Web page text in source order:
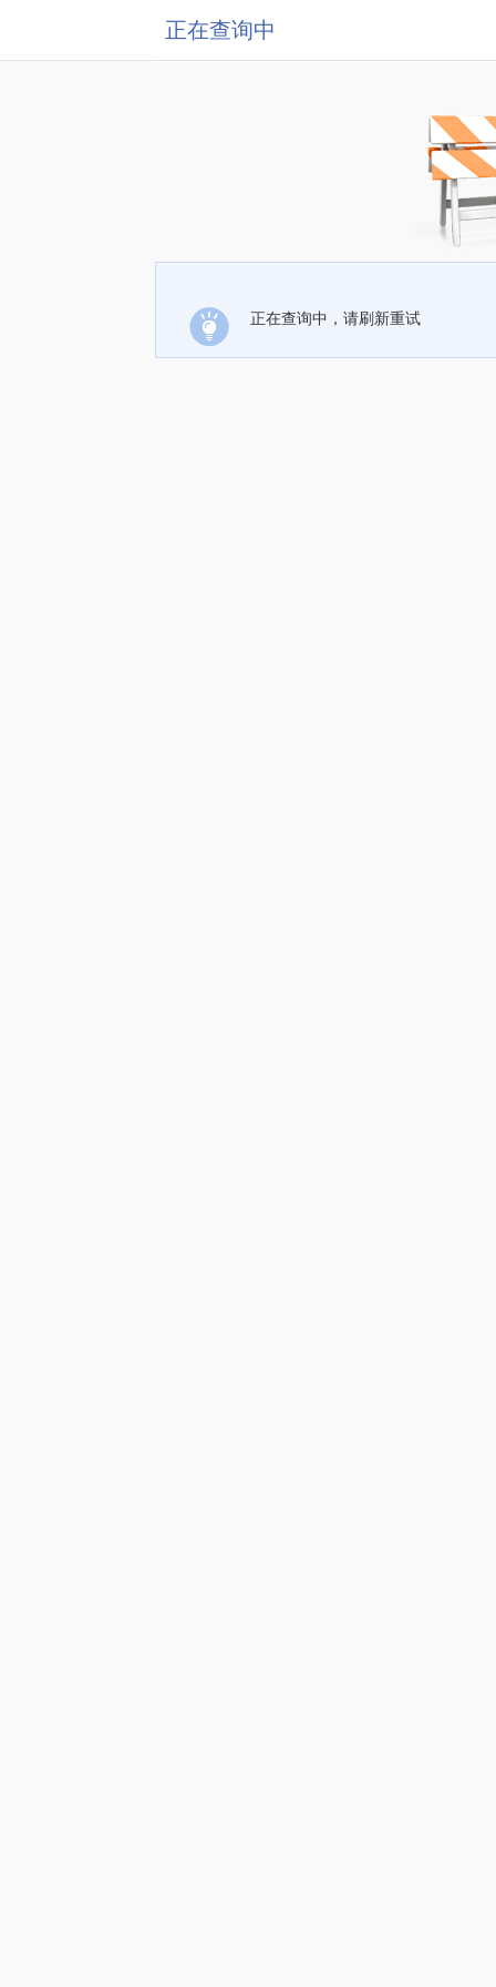
正在查询中
正在查询中，请刷新重试